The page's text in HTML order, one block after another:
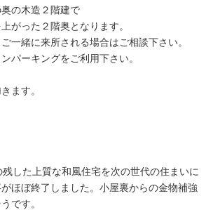
の木造２階建で
がった２階奥となります。
一緒に来所される場合はご相談下さい。
パーキングをご利用下さい。
ます。
した上質な和風住宅を次の世代の住まいに
ほぼ終了しました。小屋裏からの金物補強
です。